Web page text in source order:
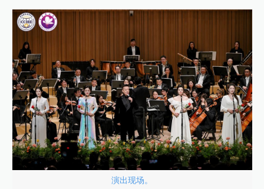
演出现场。